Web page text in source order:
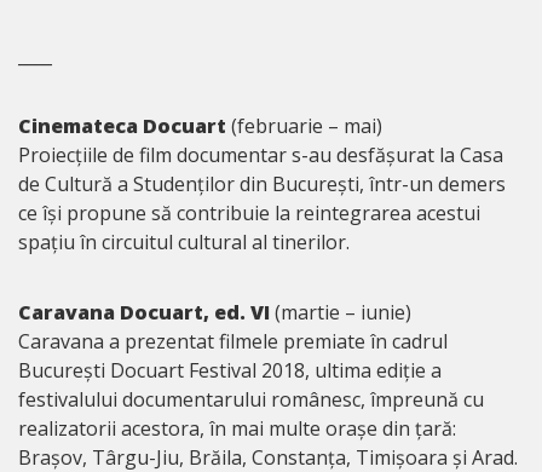
Cinemateca Docuart (februarie – mai)
Proiecțiile de film documentar s-au desfășurat la Casa
de Cultură a Studenților din București, într-un demers
ce își propune să contribuie la reintegrarea acestui
spațiu în circuitul cultural al tinerilor.
Caravana Docuart, ed. VI (martie – iunie)
Caravana a prezentat filmele premiate în cadrul
București Docuart Festival 2018, ultima ediție a
festivalului documentarului românesc, împreună cu
realizatorii acestora, în mai multe orașe din țară:
Brașov, Târgu-Jiu, Brăila, Constanța, Timișoara și Arad.